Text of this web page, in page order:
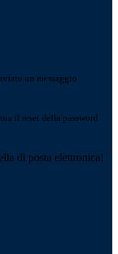
un messaggio
il reset della password
di posta elettronica!